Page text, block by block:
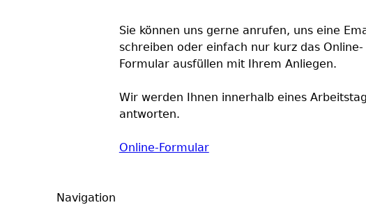
Sie können uns gerne anrufen, uns eine
schreiben oder einfach nur kurz das Online-
Formular ausfüllen mit Ihrem Anliegen.
Wir werden Ihnen innerhalb eines
antworten.
Online-Formular
Navigation